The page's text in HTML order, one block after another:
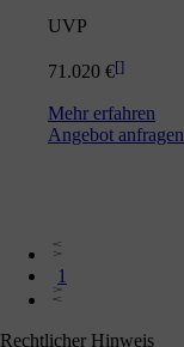
UVP
71.020 €[]
Mehr erfahren
Angebot anfragen
1
Rechtlicher Hinweis